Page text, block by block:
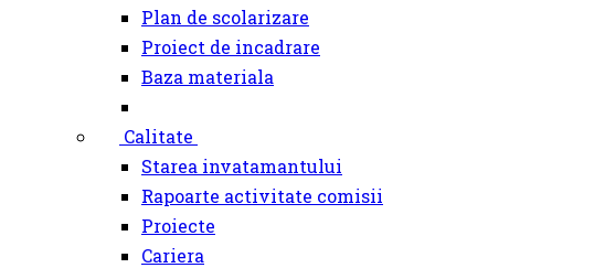
Plan de scolarizare
Proiect de incadrare
Baza materiala
Calitate
Starea invatamantului
Rapoarte activitate comisii
Proiecte
Cariera